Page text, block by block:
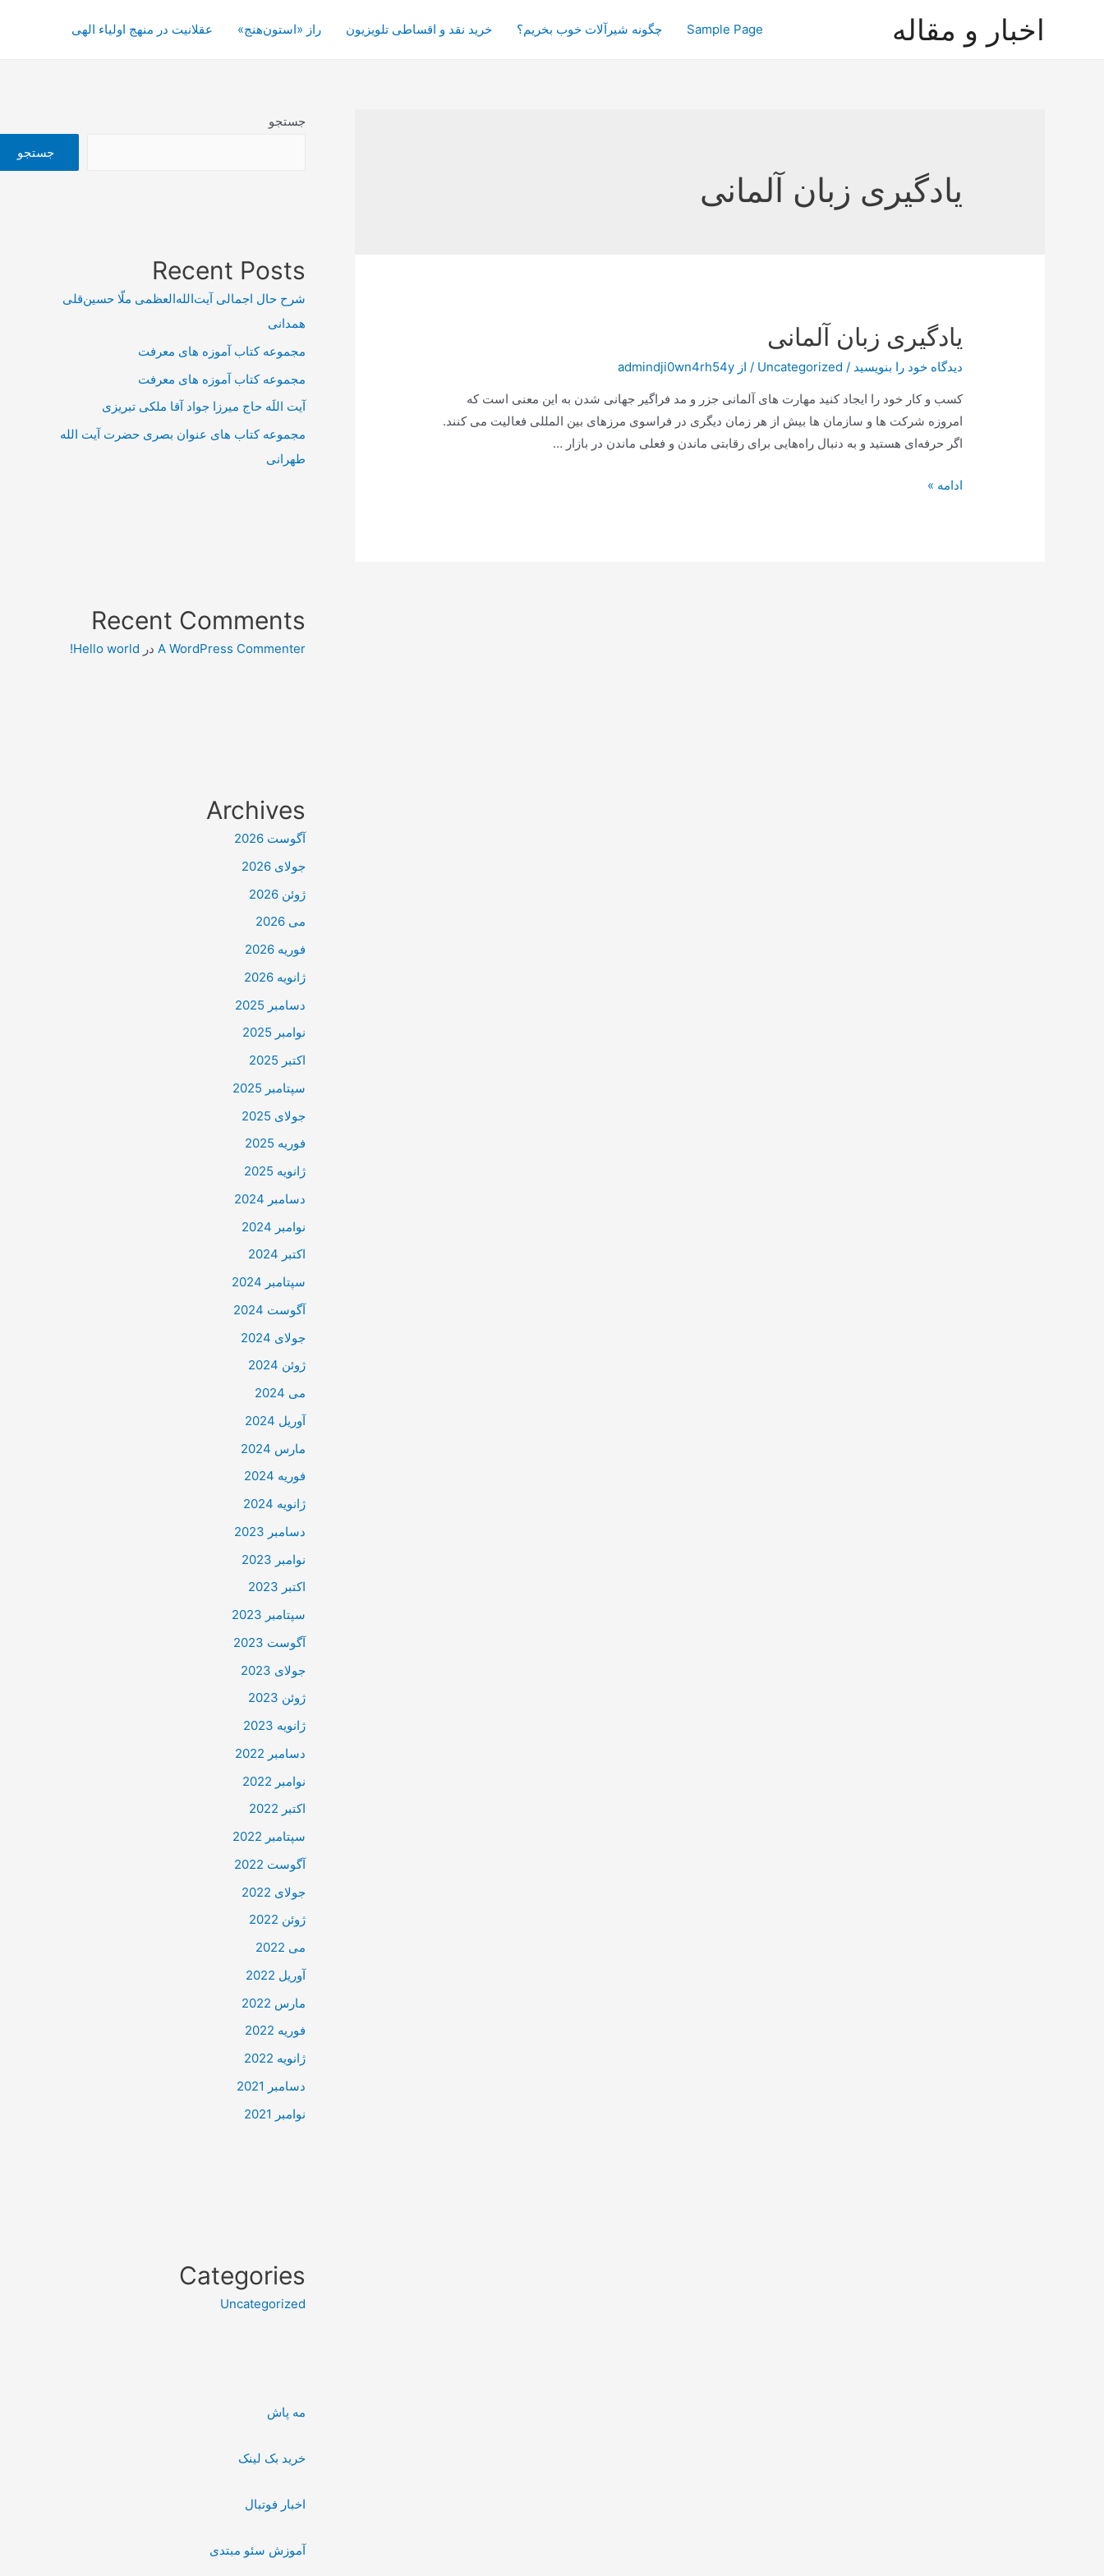
اخبار و مقاله Sample Page چگونه شیرآلات خوب بخریم؟ خرید نقد و اقساطی تلویزیون راز «استون‌هنج» عقلانیت در منهج اولیاء الهی
یادگیری زبان آلمانی
یادگیری زبان آلمانی
دیدگاه‌ خود را بنویسید /
Uncategorized / از admindji0wn4rh54y
کسب و کار خود را ایجاد کنید مهارت های آلمانی جزر و مد فراگیر جهانی شدن به این معنی است که
امروزه شرکت ها و سازمان ها بیش از هر زمان دیگری در فراسوی مرزهای بین المللی فعالیت می کنند.
اگر حرفه‌ای هستید و به دنبال راه‌هایی برای رقابتی ماندن و فعلی ماندن در بازار …
یادگیری
ادامه »
جستجو
جستجو
Recent Posts
شرح حال اجمالی آیت‌الله‌العظمی ملّا حسین‌قلی
همدانی
مجموعه کتاب آموزه های معرفت
مجموعه کتاب آموزه های معرفت
آیت اللَه حاج میرزا جواد آقا ملکی تبریزی
مجموعه کتاب های عنوان بصری حضرت آیت الله
طهرانی
Recent Comments
A WordPress Commenter در Hello world!
Archives
آگوست 2026
جولای 2026
ژوئن 2026
می 2026
فوریه 2026
ژانویه 2026
دسامبر 2025
نوامبر 2025
اکتبر 2025
سپتامبر 2025
جولای 2025
فوریه 2025
ژانویه 2025
دسامبر 2024
نوامبر 2024
اکتبر 2024
سپتامبر 2024
آگوست 2024
جولای 2024
ژوئن 2024
می 2024
آوریل 2024
مارس 2024
فوریه 2024
ژانویه 2024
دسامبر 2023
نوامبر 2023
اکتبر 2023
سپتامبر 2023
آگوست 2023
جولای 2023
ژوئن 2023
ژانویه 2023
دسامبر 2022
نوامبر 2022
اکتبر 2022
سپتامبر 2022
آگوست 2022
جولای 2022
ژوئن 2022
می 2022
آوریل 2022
مارس 2022
فوریه 2022
ژانویه 2022
دسامبر 2021
نوامبر 2021
Categories
Uncategorized
مه پاش
خرید بک لینک
اخبار فوتبال
آموزش سئو مبتدی